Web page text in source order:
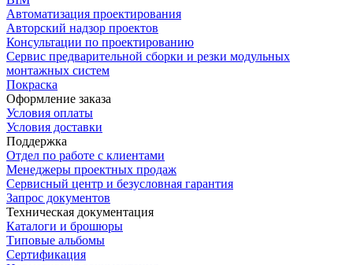
Автоматизация проектирования
Авторский надзор проектов
Консультации по проектированию
Сервис предварительной сборки и резки модульных
монтажных систем
Покраска
Оформление заказа
Условия оплаты
Условия доставки
Поддержка
Отдел по работе с клиентами
Менеджеры проектных продаж
Сервисный центр и безусловная гарантия
Запрос документов
Техническая документация
Каталоги и брошюры
Типовые альбомы
Сертификация